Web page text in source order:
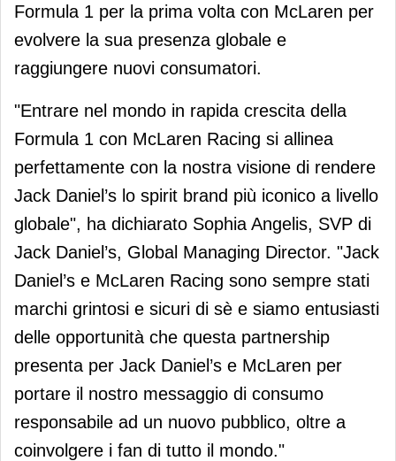
Formula 1 per la prima volta con McLaren per
evolvere la sua presenza globale e
raggiungere nuovi consumatori.
"Entrare nel mondo in rapida crescita della
Formula 1 con McLaren Racing si allinea
perfettamente con la nostra visione di rendere
Jack Daniel’s lo spirit brand più iconico a livello
globale", ha dichiarato Sophia Angelis, SVP di
Jack Daniel’s, Global Managing Director. "Jack
Daniel’s e McLaren Racing sono sempre stati
marchi grintosi e sicuri di sè e siamo entusiasti
delle opportunità che questa partnership
presenta per Jack Daniel’s e McLaren per
portare il nostro messaggio di consumo
responsabile ad un nuovo pubblico, oltre a
coinvolgere i fan di tutto il mondo."